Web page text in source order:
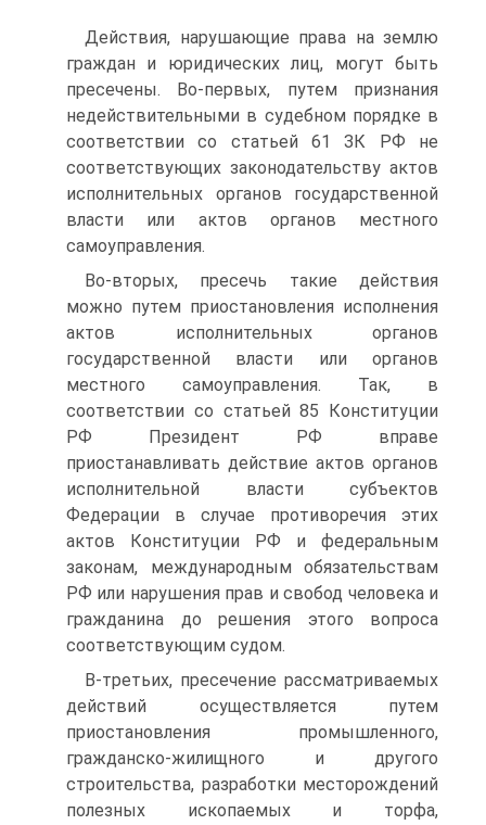
Действия, нарушающие права на землю
граждан и юридических лиц, могут быть
пресечены. Во-первых, путем признания
недействительными в судебном порядке в
соответствии со статьей 61 ЗК РФ не
соответствующих законодательству актов
исполнительных органов государственной
власти или актов органов местного
самоуправления.
Во-вторых, пресечь такие действия
можно путем приостановления исполнения
актов исполнительных органов
государственной власти или органов
местного самоуправления. Так, в
соответствии со статьей 85 Конституции
РФ Президент РФ вправе
приостанавливать действие актов органов
исполнительной власти субъектов
Федерации в случае противоречия этих
актов Конституции РФ и федеральным
законам, международным обязательствам
РФ или нарушения прав и свобод человека и
гражданина до решения этого вопроса
соответствующим судом.
В-третьих, пресечение рассматриваемых
действий осуществляется путем
приостановления промышленного,
гражданско-жилищного и другого
строительства, разработки месторождений
полезных ископаемых и торфа,